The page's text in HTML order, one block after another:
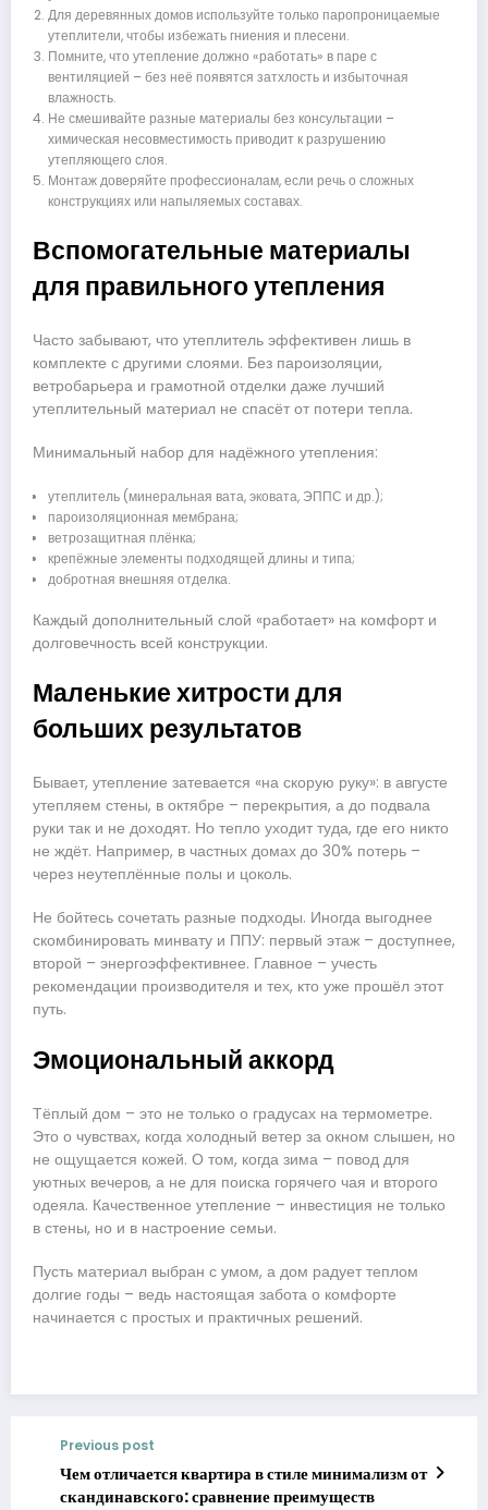
Для деревянных домов используйте только паропроницаемые
утеплители, чтобы избежать гниения и плесени.
Помните, что утепление должно «работать» в паре с
вентиляцией – без неё появятся затхлость и избыточная
влажность.
Не смешивайте разные материалы без консультации –
химическая несовместимость приводит к разрушению
утепляющего слоя.
Монтаж доверяйте профессионалам, если речь о сложных
конструкциях или напыляемых составах.
Вспомогательные материалы
для правильного утепления
Часто забывают, что утеплитель эффективен лишь в
комплекте с другими слоями. Без пароизоляции,
ветробарьера и грамотной отделки даже лучший
утеплительный материал не спасёт от потери тепла.
Минимальный набор для надёжного утепления:
утеплитель (минеральная вата, эковата, ЭППС и др.);
пароизоляционная мембрана;
ветрозащитная плёнка;
крепёжные элементы подходящей длины и типа;
добротная внешняя отделка.
Каждый дополнительный слой «работает» на комфорт и
долговечность всей конструкции.
Маленькие хитрости для
больших результатов
Бывает, утепление затевается «на скорую руку»: в августе
утепляем стены, в октябре – перекрытия, а до подвала
руки так и не доходят. Но тепло уходит туда, где его никто
не ждёт. Например, в частных домах до 30% потерь –
через неутеплённые полы и цоколь.
Не бойтесь сочетать разные подходы. Иногда выгоднее
скомбинировать минвату и ППУ: первый этаж – доступнее,
второй – энергоэффективнее. Главное – учесть
рекомендации производителя и тех, кто уже прошёл этот
путь.
Эмоциональный аккорд
Тёплый дом – это не только о градусах на термометре.
Это о чувствах, когда холодный ветер за окном слышен, но
не ощущается кожей. О том, когда зима – повод для
уютных вечеров, а не для поиска горячего чая и второго
одеяла. Качественное утепление – инвестиция не только
в стены, но и в настроение семьи.
Пусть материал выбран с умом, а дом радует теплом
долгие годы – ведь настоящая забота о комфорте
начинается с простых и практичных решений.
Previous post
Чем отличается квартира в стиле минимализм от
скандинавского: сравнение преимуществ